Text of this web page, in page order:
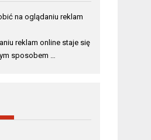
na oglądaniu reklam
reklam online staje się
sposobem …